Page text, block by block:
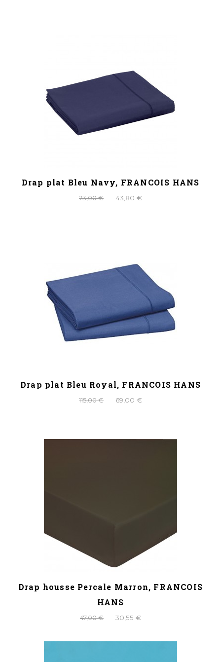
Drap plat Bleu Navy, FRANCOIS HANS
73,00 € 43,80 €
Drap plat Bleu Royal, FRANCOIS HANS
115,00 € 69,00 €
Drap housse Percale Marron, FRANCOIS
HANS
47,00 € 30,55 €